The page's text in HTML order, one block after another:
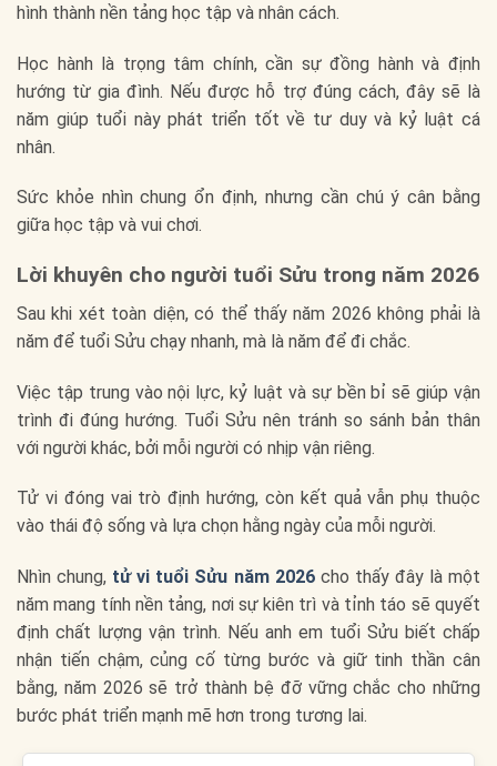
hình thành nền tảng học tập và nhân cách.
Học hành là trọng tâm chính, cần sự đồng hành và định
hướng từ gia đình. Nếu được hỗ trợ đúng cách, đây sẽ là
năm giúp tuổi này phát triển tốt về tư duy và kỷ luật cá
nhân.
Sức khỏe nhìn chung ổn định, nhưng cần chú ý cân bằng
giữa học tập và vui chơi.
Lời khuyên cho người tuổi Sửu trong năm 2026
Sau khi xét toàn diện, có thể thấy năm 2026 không phải là
năm để tuổi Sửu chạy nhanh, mà là năm để đi chắc.
Việc tập trung vào nội lực, kỷ luật và sự bền bỉ sẽ giúp vận
trình đi đúng hướng. Tuổi Sửu nên tránh so sánh bản thân
với người khác, bởi mỗi người có nhịp vận riêng.
Tử vi đóng vai trò định hướng, còn kết quả vẫn phụ thuộc
vào thái độ sống và lựa chọn hằng ngày của mỗi người.
Nhìn chung, tử vi tuổi Sửu năm 2026cho thấy đây là một
năm mang tính nền tảng, nơi sự kiên trì và tỉnh táo sẽ quyết
định chất lượng vận trình. Nếu anh em tuổi Sửu biết chấp
nhận tiến chậm, củng cố từng bước và giữ tinh thần cân
bằng, năm 2026 sẽ trở thành bệ đỡ vững chắc cho những
bước phát triển mạnh mẽ hơn trong tương lai.